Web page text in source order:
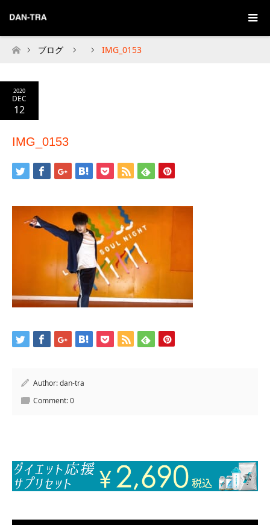
Home
ブログ IMG_0153
2020
DEC
12
IMG_0153
Author:dan-tra
Comment:0